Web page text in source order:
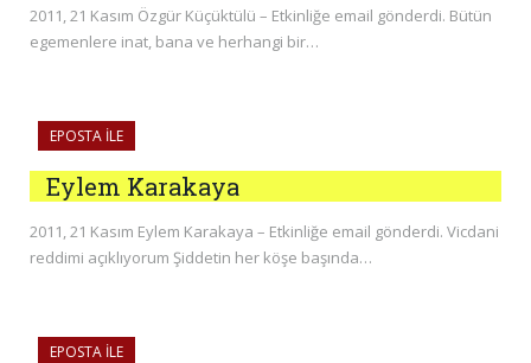
2011, 21 Kasım Özgür Küçüktülü – Etkinliğe email gönderdi. Bütün
egemenlere inat, bana ve herhangi bir…
EPOSTA ILE
Eylem Karakaya
2011, 21 Kasım Eylem Karakaya – Etkinliğe email gönderdi. Vicdani
reddimi açıklıyorum Şiddetin her köşe başında…
EPOSTA ILE